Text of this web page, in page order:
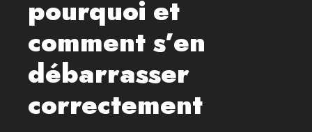
pourquoi et
comment s’en
débarrasser
correctement